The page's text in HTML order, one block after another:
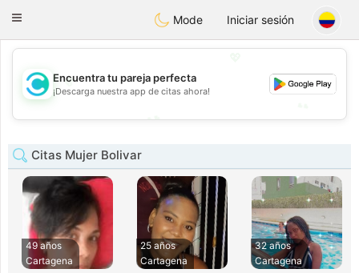
olombiaCitas
Toggle
Mode Iniciar sesión
💖
💕
Encuentra tu pareja perfecta
¡Descarga nuestra app de citas ahora!
Citas Mujer Bolivar
49 años
Cartagena
25 años
Cartagena
32 años
Cartagena